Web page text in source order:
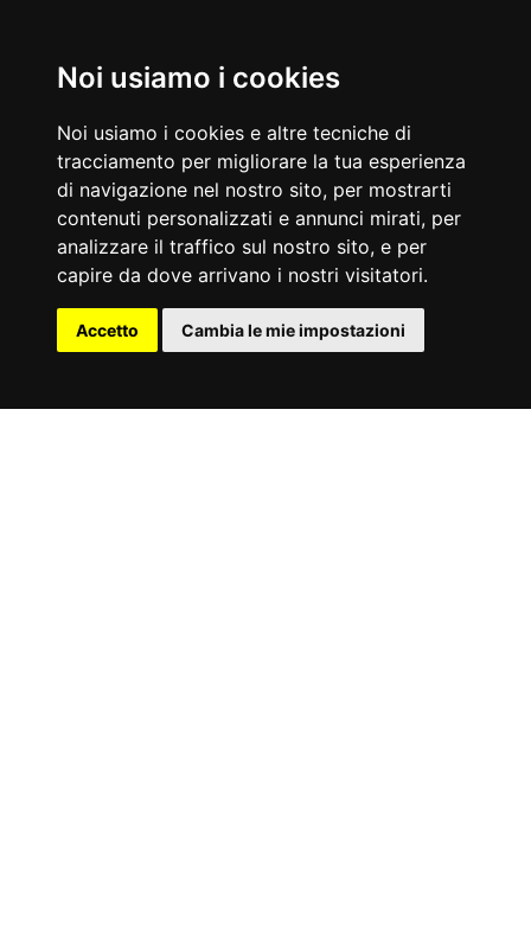
Noi usiamo i cookies
Noi usiamo i cookies e altre tecniche di
tracciamento per migliorare la tua esperienza
di navigazione nel nostro sito, per mostrarti
contenuti personalizzati e annunci mirati, per
analizzare il traffico sul nostro sito, e per
capire da dove arrivano i nostri visitatori.
Accetto Cambia le mie impostazioni
Europa
Africa
Asia
Sud America
Oceania